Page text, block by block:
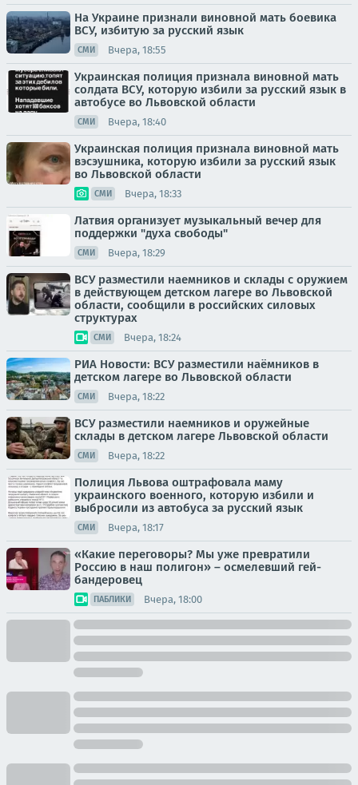
На Украине признали виновной мать боевика
ВСУ, избитую за русский язык
СМИ Вчера, 18:55
Украинская полиция признала виновной мать
солдата ВСУ, которую избили за русский язык в
автобусе во Львовской области
СМИ Вчера, 18:40
Украинская полиция признала виновной мать
вэсэушника, которую избили за русский язык
во Львовской области
СМИ Вчера, 18:33
Латвия организует музыкальный вечер для
поддержки "духа свободы"
СМИ Вчера, 18:29
ВСУ разместили наемников и склады с оружием
в действующем детском лагере во Львовской
области, сообщили в российских силовых
структурах
СМИ Вчера, 18:24
РИА Новости: ВСУ разместили наёмников в
детском лагере во Львовской области
СМИ Вчера, 18:22
ВСУ разместили наемников и оружейные
склады в детском лагере Львовской области
СМИ Вчера, 18:22
Полиция Львова оштрафовала маму
украинского военного, которую избили и
выбросили из автобуса за русский язык
СМИ Вчера, 18:17
«Какие переговоры? Мы уже превратили
Россию в наш полигон» – осмелевший гей-
бандеровец
ПАБЛИКИ Вчера, 18:00